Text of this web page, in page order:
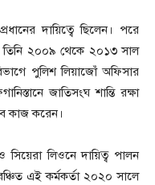
দায়িত্বে ছিলেন। পরে
তিনি ২০০৯ থেকে ২০১৩ সাল
পুলিশ লিয়াজোঁ অফিসার
জাতিসংঘ শান্তি রক্ষা
কাজ করেন।
লিওনে দায়িত্ব পালন
এই কর্মকর্তা ২০২০ সালে